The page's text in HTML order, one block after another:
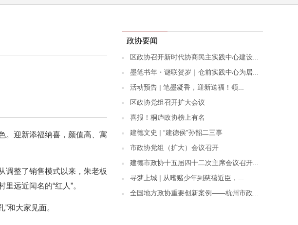
。迎新添福纳喜，颜值高、寓
调整了销售模式以来，朱老板
远近闻名的“红人”。
和大家见面。
政协要闻
区政协召开新时代协商民主实践中心建设...
墨笔书年・谜联贺岁｜仓前实践中心为居...
活动预告 | 笔墨凝香，迎新送福！领...
区政协党组召开扩大会议
喜报！桐庐政协榜上有名
建德文史 | “建德侯”孙韶二三事
市政协党组（扩大）会议召开
建德市政协十五届四十二次主席会议召开...
寻梦上城 | 从嗜赌少年到慈禧近臣，...
全国地方政协重要创新案例——杭州市政...